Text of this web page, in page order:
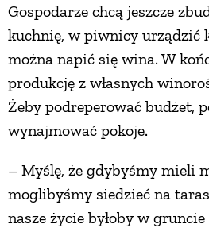
Gospodarze chcą jeszcze
kuchnię, w piwnicy urządzić
można napić się wina. W
produkcję z własnych
Żeby podreperować budżet,
wynajmować pokoje.
– Myślę, że gdybyśmy mieli
moglibyśmy siedzieć na
nasze życie byłoby w